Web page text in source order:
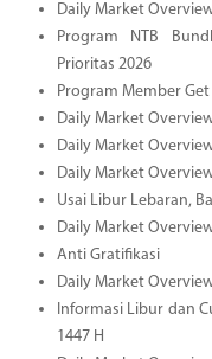
Daily Market
Program NTB
Prioritas 2026
Program Member
Daily Market
Daily Market
Daily Market
Usai Libur Lebaran,
Daily Market
Anti Gratifikasi
Daily Market
Informasi Libur dan
1447 H